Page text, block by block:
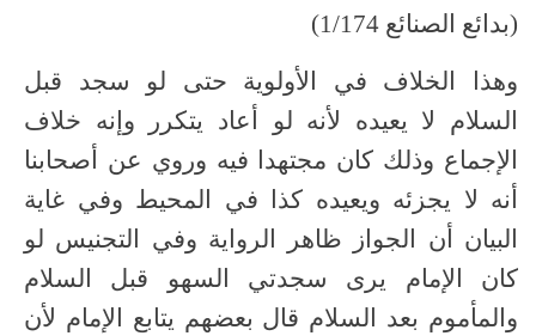
(بدائع الصنائع 1/174)
وهذا الخلاف في الأولوية حتى لو سجد قبل
السلام لا يعيده لأنه لو أعاد يتكرر وإنه خلاف
الإجماع وذلك كان مجتهدا فيه وروي عن أصحابنا
أنه لا يجزئه ويعيده كذا في المحيط وفي غاية
البيان أن الجواز ظاهر الرواية وفي التجنيس لو
كان الإمام يرى سجدتي السهو قبل السلام
والمأموم بعد السلام قال بعضهم يتابع الإمام لأن